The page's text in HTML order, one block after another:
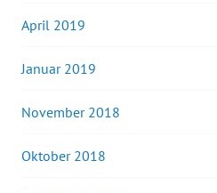
April 2019
Januar 2019
November 2018
Oktober 2018